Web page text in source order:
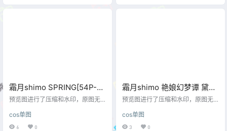
霜月shimo SPRING[54P-
78MB]
预览图进行了压缩和水印，原图无
cos单图
6 0
霜月shimo 艳娘幻梦谭 黛玉
[16P-19MB]
预览图进行了压缩和水印，原图无
cos单图
3 0